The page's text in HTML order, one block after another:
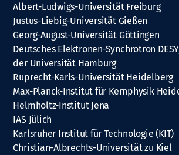
Albert-Ludwigs-Universität Freiburg
Justus-Liebig-Universität Gießen
Georg-August-Universität Göttingen
Deutsches Elektronen-Synchrotron
der Universität Hamburg
Ruprecht-Karls-Universität Heidelberg
Max-Planck-Institut für Kernphysik
Helmholtz-Institut Jena
IAS Jülich
Karlsruher Institut für Technologie (KIT)
Christian-Albrechts-Universität zu Kiel